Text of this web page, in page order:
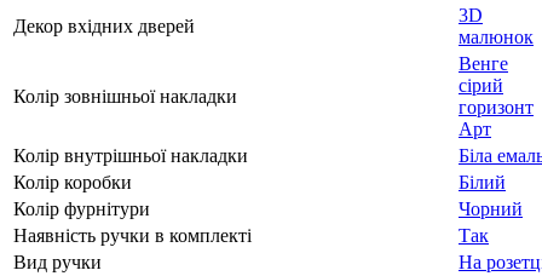
Декор вхідних дверей
3D
малюнок
Колір зовнішньої накладки
Венге
сірий
горизонт
Арт
Колір внутрішньої накладки
Біла
Колір коробки
Білий
Колір фурнітури
Чорний
Наявність ручки в комплекті
Так
Вид ручки
На